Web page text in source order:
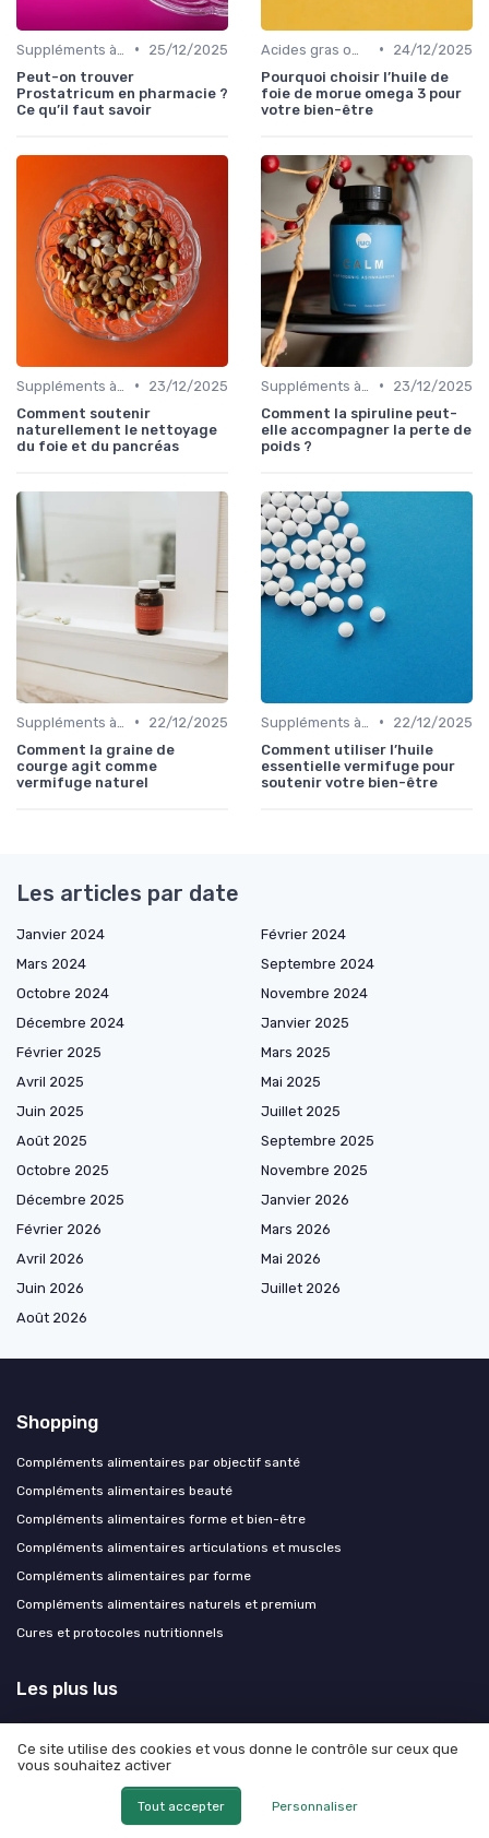
•
25/12/2025
Peut-on trouver
Prostatricum en pharmacie ?
Ce qu’il faut savoir
•
24/12/2025
Pourquoi choisir l’huile de
foie de morue omega 3 pour
votre bien-être
•
23/12/2025
Comment soutenir
naturellement le nettoyage
du foie et du pancréas
•
23/12/2025
Comment la spiruline peut-
elle accompagner la perte de
poids ?
•
22/12/2025
Comment la graine de
courge agit comme
vermifuge naturel
•
22/12/2025
Comment utiliser l’huile
essentielle vermifuge pour
soutenir votre bien-être
Les articles par date
Janvier 2024
Février 2024
Mars 2024
Septembre 2024
Octobre 2024
Novembre 2024
Décembre 2024
Janvier 2025
Février 2025
Mars 2025
Avril 2025
Mai 2025
Juin 2025
Juillet 2025
Août 2025
Septembre 2025
Octobre 2025
Novembre 2025
Décembre 2025
Janvier 2026
Février 2026
Mars 2026
Avril 2026
Mai 2026
Juin 2026
Juillet 2026
Août 2026
Shopping
Compléments alimentaires par objectif santé
Compléments alimentaires beauté
Compléments alimentaires forme et bien-être
Compléments alimentaires articulations et muscles
Compléments alimentaires par forme
Compléments alimentaires naturels et premium
Cures et protocoles nutritionnels
Les plus lus
Avis négatifs sur Nutrilim 24 : ce qu'il faut savoir
Nutra digest avis négatif : ce que vous devez savoir
Les risques potentiels liés à Pondimax
Effets secondaires des meno actifs : ce qu'il faut savoir
Ce site utilise des cookies et vous donne le contrôle sur ceux que
vous souhaitez activer
Tout accepter Personnaliser